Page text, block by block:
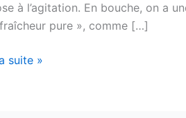
à l’agitation. En bouche, on a
pure », comme […]
suite »